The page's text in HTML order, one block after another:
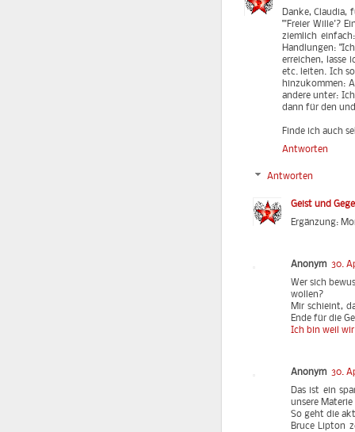
Danke, Claudia,
"'Freier Wille'?
ziemlich
Handlungen:
erreichen, lasse
etc. leiten. Ich
hinzukommen:
andere unter:
dann für den
Finde ich auch
Antworten
Antworten
Geist und
Ergänzung:
Anonym 30.
Wer sich
wollen?
Mir schieint,
Ende für die
Ich bin weil wir
Anonym 30.
Das ist ein
unsere
So geht die
Bruce Lipton